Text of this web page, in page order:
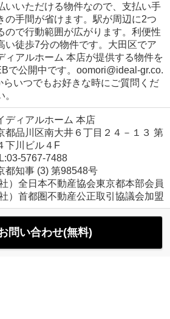
いいただける物件なので、支払い手
の手間が省けます。駅が周辺に2つ
ので行動範囲が広がります。利便性
い徒歩7分の物件です。大田区でア
ィアルホーム 本店が提供する物件を
で公開中です。oomori@ideal-gr.co.
らいつでもお好きな時にご質問くだ
。
ディアルホーム 本店
都品川区南大井６丁目２４－１３ 第
下川ビル４F
5767-7488
都知事 (3) 第98548号
）全日本不動産協会東京都本部会員
）首都圏不動産公正取引協議会加盟
問い合わせ(無料)